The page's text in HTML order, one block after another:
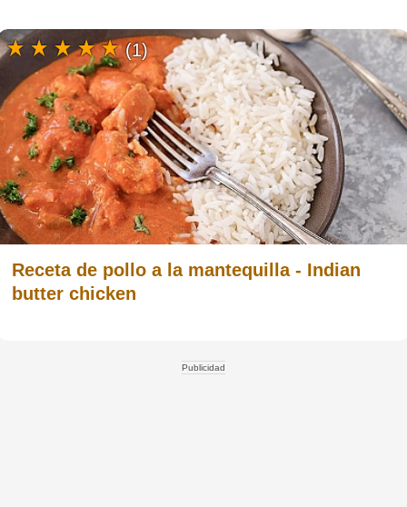
Receta de pollo a la mantequilla - Indian
butter chicken
(1)
Publicidad